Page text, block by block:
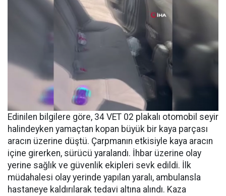
Edinilen bilgilere göre, 34 VET 02 plakalı otomobil seyir
halindeyken yamaçtan kopan büyük bir kaya parçası
aracın üzerine düştü. Çarpmanın etkisiyle kaya aracın
içine girerken, sürücü yaralandı. İhbar üzerine olay
yerine sağlık ve güvenlik ekipleri sevk edildi. İlk
müdahalesi olay yerinde yapılan yaralı, ambulansla
hastaneye kaldırılarak tedavi altına alındı. Kaza